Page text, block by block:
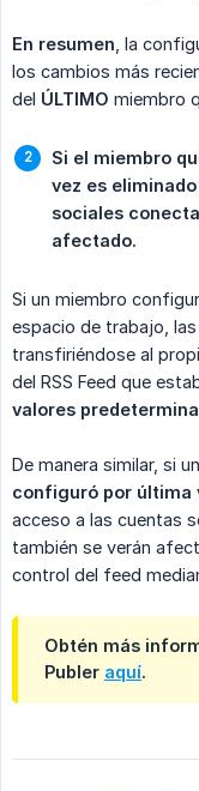
En resumen , la
los cambios más
del ÚLTIMO miembro
Si el miembro
vez es
sociales
afectado.
Si un miembro
espacio de trabajo,
transfiriéndose al
del RSS Feed que
valores
De manera similar, si
configuró por última
acceso a las cuentas
también se verán
control del feed
Obtén más
Publer aquí.